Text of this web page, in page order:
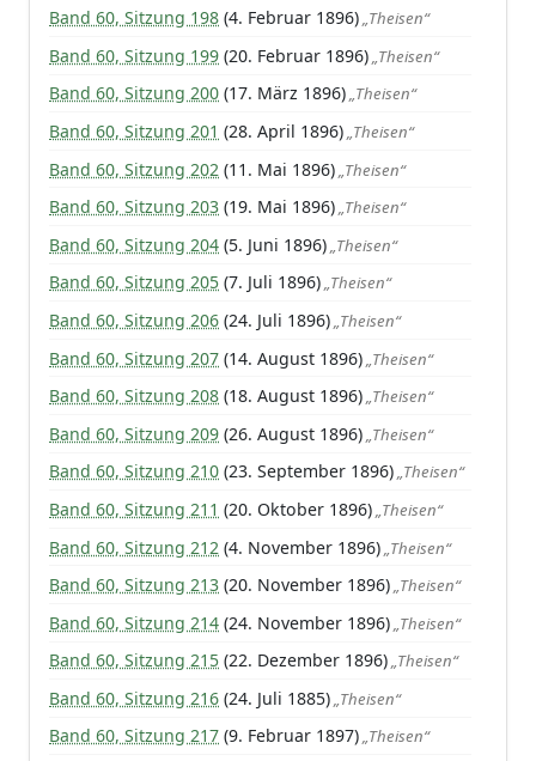
Band 60, Sitzung 198 (4. Februar 1896)„Theisen“
Band 60, Sitzung 199 (20. Februar 1896)„Theisen“
Band 60, Sitzung 200 (17. März 1896)„Theisen“
Band 60, Sitzung 201 (28. April 1896)„Theisen“
Band 60, Sitzung 202 (11. Mai 1896) „Theisen“
Band 60, Sitzung 203 (19. Mai 1896)„Theisen“
Band 60, Sitzung 204 (5. Juni 1896)„Theisen“
Band 60, Sitzung 205 (7. Juli 1896)„Theisen“
Band 60, Sitzung 206 (24. Juli 1896)„Theisen“
Band 60, Sitzung 207 (14. August 1896) „Theisen“
Band 60, Sitzung 208 (18. August 1896)„Theisen“
Band 60, Sitzung 209 (26. August 1896)„Theisen“
Band 60, Sitzung 210 (23. September 1896)„Theisen“
Band 60, Sitzung 211 (20. Oktober 1896)„Theisen“
Band 60, Sitzung 212 (4. November 1896) „Theisen“
Band 60, Sitzung 213 (20. November 1896)„Theisen“
Band 60, Sitzung 214 (24. November 1896)„Theisen“
Band 60, Sitzung 215 (22. Dezember 1896)„Theisen“
Band 60, Sitzung 216 (24. Juli 1885)„Theisen“
Band 60, Sitzung 217 (9. Februar 1897)„Theisen“